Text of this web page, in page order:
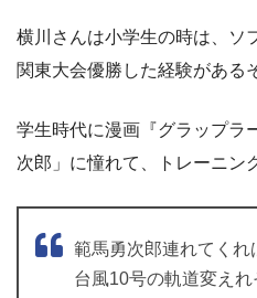
横川さんは小学生の時は、ソ
関東大会優勝した経験がある
学生時代に漫画『グラップラ
次郎」に憧れて、トレーニン
範馬勇次郎連れてくれ
台風10号の軌道変えれ